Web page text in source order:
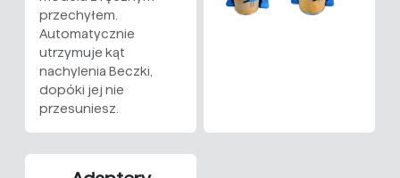
przechyłem.
Automatycznie
utrzymuje kąt
nachylenia Beczki,
dopóki jej nie
przesuniesz.